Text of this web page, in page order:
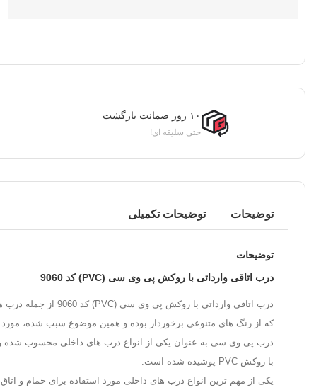
۱۰ روز ضمانت بازگشت
حتی سلیقه ای!
توضیحات توضیحات تکمیلی
توضیحات
درب اتاقی وارداتی با روکش پی وی سی (PVC) کد 9060
درب اتاقی وارداتی با روکش پی وی سی (PVC) کد 9060 از جمله درب های با کیفیت و مرغوبی است
که از رنگ های متنوعی برخوردار بوده و همین موضوع سبب شده، مورد
درب پی وی سی به عنوان یکی از انواع درب های داخلی محسوب شده
با روکش PVC پوشیده شده است.
یکی از مهم ترین انواع درب های داخلی مورد استفاده برای حمام و